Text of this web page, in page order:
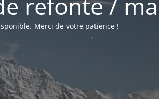
Merci de votre patience !